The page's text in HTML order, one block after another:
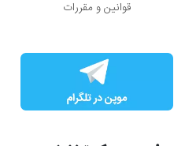
قوانین و مقررات